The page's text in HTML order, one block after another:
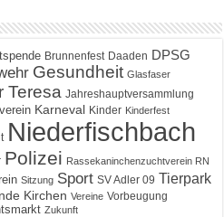
Brunnenfest Daaden DPSG
Gesundheit Glasfaser
Teresa Jahreshauptversammlung
Karneval Kinder Kinderfest
Niederfischbach
Polizei Rassekaninchenzuchtverein RN
Sitzung Sport SV Adler 09 Tierpark
Kirchen Vereine Vorbeugung
Zukunft